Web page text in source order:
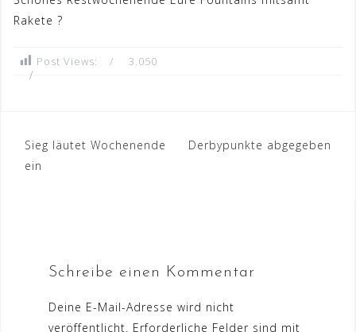
Rakete ?
Post Views: 3.050
Beitrags-
Navigation
Sieg läutet Wochenende
ein
Derbypunkte abgegeben
Schreibe einen Kommentar
Deine E-Mail-Adresse wird nicht
veröffentlicht. Erforderliche Felder sind mit